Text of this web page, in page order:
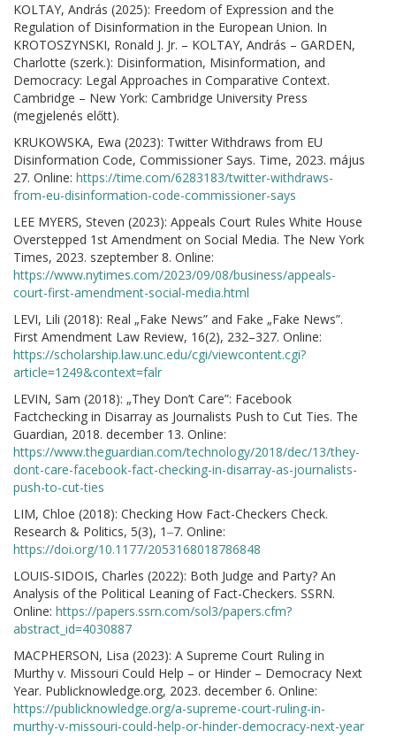
KOLTAY, András (2025): Freedom of Expression and the
Regulation of Disinformation in the European Union. In
KROTOSZYNSKI, Ronald J. Jr. – KOLTAY, András – GARDEN,
Charlotte (szerk.): Disinformation, Misinformation, and
Democracy: Legal Approaches in Comparative Context.
Cambridge – New York: Cambridge University Press
(megjelenés előtt).
KRUKOWSKA, Ewa (2023): Twitter Withdraws from EU
Disinformation Code, Commissioner Says. Time, 2023. május
27. Online: https://time.com/6283183/twitter-withdraws-
from-eu-disinformation-code-commissioner-says
LEE MYERS, Steven (2023): Appeals Court Rules White House
Overstepped 1st Amendment on Social Media. The New York
Times, 2023. szeptember 8. Online:
https://www.nytimes.com/2023/09/08/business/appeals-
court-first-amendment-social-media.html
LEVI, Lili (2018): Real „Fake News” and Fake „Fake News”.
First Amendment Law Review, 16(2), 232–327. Online:
https://scholarship.law.unc.edu/cgi/viewcontent.cgi?
article=1249&context=falr
LEVIN, Sam (2018): „They Don’t Care”: Facebook
Factchecking in Disarray as Journalists Push to Cut Ties. The
Guardian, 2018. december 13. Online:
https://www.theguardian.com/technology/2018/dec/13/they-
dont-care-facebook-fact-checking-in-disarray-as-journalists-
push-to-cut-ties
LIM, Chloe (2018): Checking How Fact-Checkers Check.
Research & Politics, 5(3), 1‒7. Online:
https://doi.org/10.1177/2053168018786848
LOUIS-SIDOIS, Charles (2022): Both Judge and Party? An
Analysis of the Political Leaning of Fact-Checkers. SSRN.
Online: https://papers.ssrn.com/sol3/papers.cfm?
abstract_id=4030887
MACPHERSON, Lisa (2023): A Supreme Court Ruling in
Murthy v. Missouri Could Help – or Hinder – Democracy Next
Year. Publicknowledge.org, 2023. december 6. Online:
https://publicknowledge.org/a-supreme-court-ruling-in-
murthy-v-missouri-could-help-or-hinder-democracy-next-year